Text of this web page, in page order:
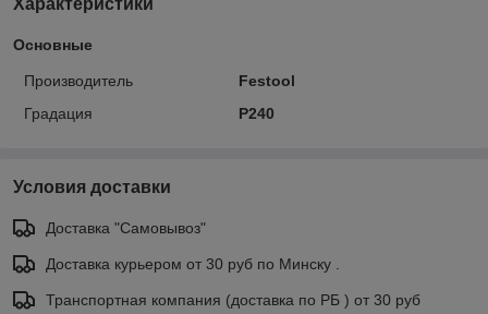
Характеристики
Основные
Производитель
Festool
Градация
P240
Условия доставки
Доставка "Самовывоз"
Доставка курьером от 30 руб по Минску .
Транспортная компания (доставка по РБ ) от 30 руб